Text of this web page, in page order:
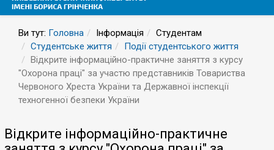
Ви тут: Головна Інформація
Студентам
Студентське життя
Події студентського життя
Відкрите інформаційно-практичне заняття з курсу
"Охорона праці" за участю представників Товариства
Червоного Хреста України та Державної інспекції
техногенної безпеки України
Відкрите інформаційно-практичне